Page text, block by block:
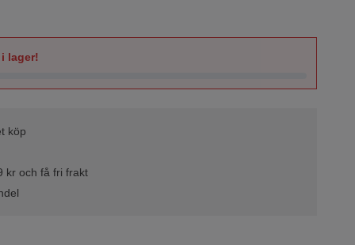
lager!
köp
kr och få fri frakt